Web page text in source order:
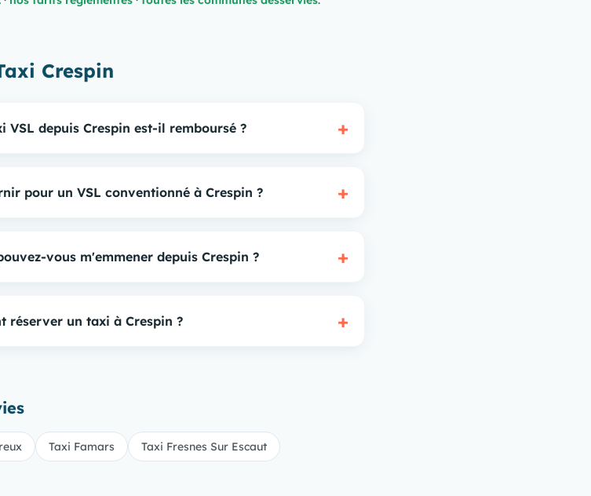
Crespin
VSL depuis Crespin est-il remboursé ? +
pour un VSL conventionné à Crespin ? +
vous m'emmener depuis Crespin ? +
réserver un taxi à Crespin ? +
Taxi Famars Taxi Fresnes Sur Escaut